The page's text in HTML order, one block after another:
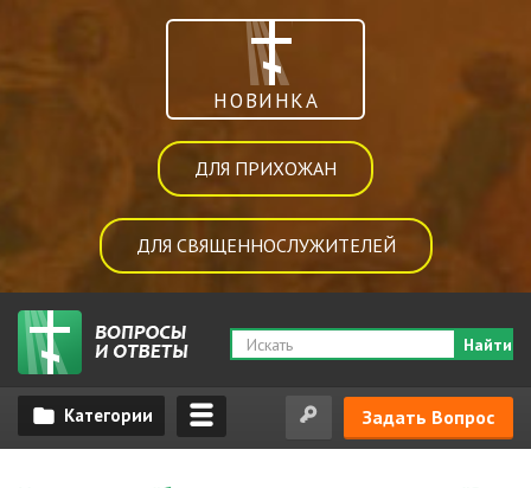
НОВИНКА
ДЛЯ ПРИХОЖАН
ДЛЯ СВЯЩЕННОСЛУЖИТЕЛЕЙ
Найти
Задать Вопрос